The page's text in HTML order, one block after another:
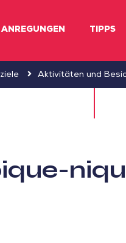
ANREGUNGEN TIPPS
Aktivitäten und